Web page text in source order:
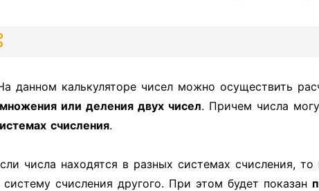
данном калькуляторе чисел можно осуществить
или деления двух чисел. Причем числа
счисления.
числа находятся в разных системах счисления,
систему счисления другого. При этом будет показан